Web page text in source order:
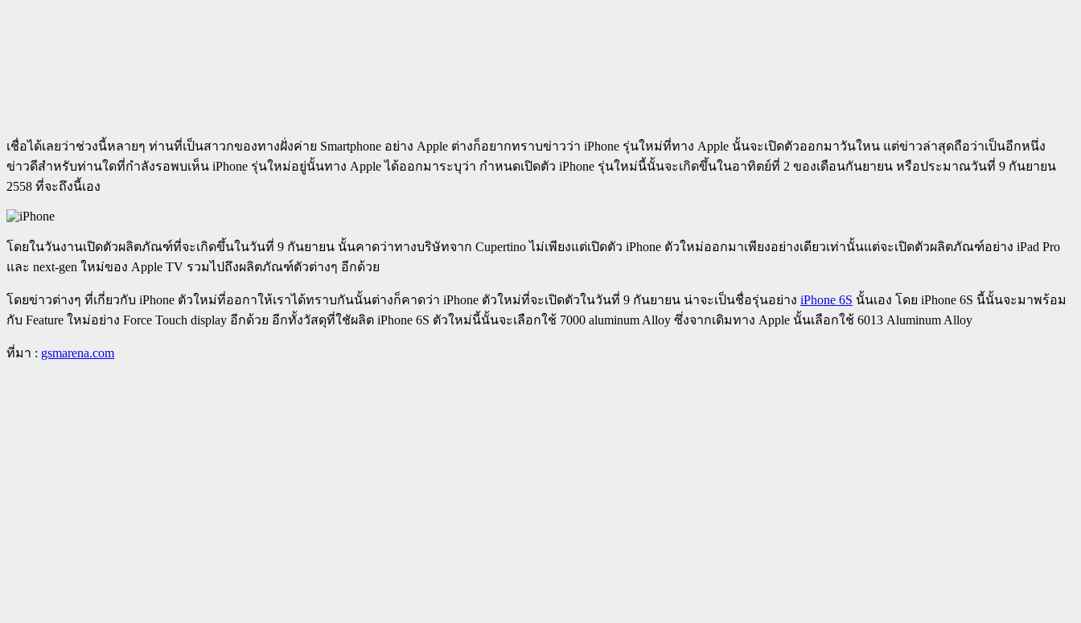
เชื่อได้เลยว่าช่วงนี้หลายๆ ท่านที่เป็นสาวกของทางฝั่งค่าย Smartphone อย่าง Apple ต่างก็อยากทราบข่าวว่า iPhone รุ่นใหม่ที่ทาง Apple นั้นจะเปิดตัวออกมาวันใหน แต่ข่าวล่าสุดถือว่าเป็นอีกหนึ่ง
ข่าวดีสำหรับท่านใดที่กำลังรอพบเห็น iPhone รุ่นใหม่อยู่นั้นทาง Apple ได้ออกมาระบุว่า กำหนดเปิดตัว iPhone รุ่นใหม่นี้นั้นจะเกิดขึ้นในอาทิตย์ที่ 2 ของเดือนกันยายน หรือประมาณวันที่ 9 กันยายน
2558 ที่จะถึงนี้เอง
โดยในวันงานเปิดตัวผลิตภัณฑ์ที่จะเกิดขึ้นในวันที่ 9 กันยายน นั้นคาดว่าทางบริษัทจาก Cupertino ไม่เพียงแต่เปิดตัว iPhone ตัวใหม่ออกมาเพียงอย่างเดียวเท่านั้นแต่จะเปิดตัวผลิตภัณฑ์อย่าง iPad Pro
และ next-gen ใหม่ของ Apple TV รวมไปถึงผลิตภัณฑ์ตัวต่างๆ อีกด้วย
โดยข่าวต่างๆ ที่เกี่ยวกับ iPhone ตัวใหม่ที่ออกาให้เราได้ทราบกันนั้นต่างก็คาดว่า iPhone ตัวใหม่ที่จะเปิดตัวในวันที่ 9 กันยายน น่าจะเป็นชื่อรุ่นอย่าง iPhone 6S นั้นเอง โดย iPhone 6S นี้นั้นจะมาพร้อม
กับ Feature ใหม่อย่าง Force Touch display อีกด้วย อีกทั้งวัสดุที่ใชัผลิต iPhone 6S ตัวใหม่นี้นั้นจะเลือกใช้ 7000 aluminum Alloy ซึ่งจากเดิมทาง Apple นั้นเลือกใช้ 6013 Aluminum Alloy
ที่มา : gsmarena.com